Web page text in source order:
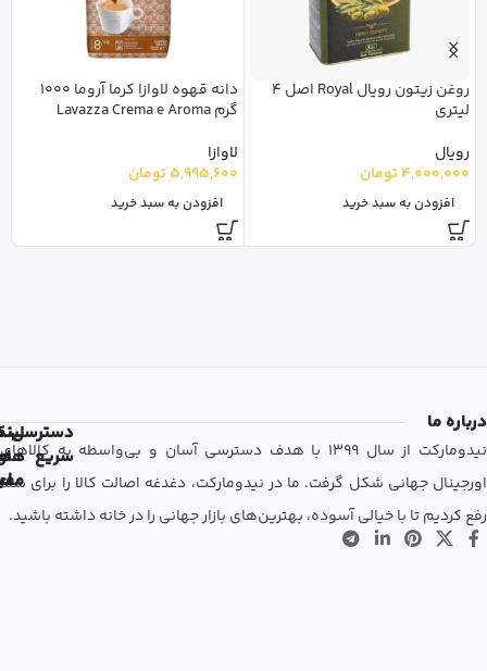
روغن زیتون رویال Royal اصل 4
لیتری
رویال
4,000,000تومان
افزودن به سبد خرید
دانه قهوه لاوازا کرما آروما 1000
گرم Lavazza Crema e Aroma
لاوازا
5,995,600تومان
افزودن به سبد خرید
درباره ما
نیدومارکت از سال 1399 با هدف دسترسی آسان و بی‌واسطه به کالاهای
اورجینال جهانی شکل گرفت. ما در نیدومارکت، دغدغه اصالت کالا را برای شما
رفع کردیم تا با خیالی آسوده، بهترین‌های بازار جهانی را در خانه داشته باشید.
دسترسی
سریع